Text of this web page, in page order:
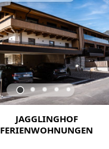
JAGGLINGHOF
FERIENWOHNUNGEN